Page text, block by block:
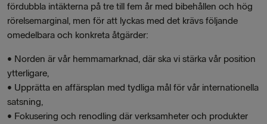
fördubbla intäkterna på tre till fem år med bibehållen och hög
rörelsemarginal, men för att lyckas med det krävs följande
omedelbara och konkreta åtgärder:
• Norden är vår hemmamarknad, där ska vi stärka vår position
ytterligare,
• Upprätta en affärsplan med tydliga mål för vår internationella
satsning,
• Fokusering och renodling där verksamheter och produkter